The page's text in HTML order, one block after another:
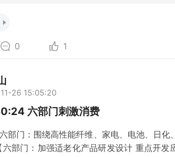
0 1
26 15:05:20
六部门刺激消费
部门：围绕高性能纤维、家电、电池、日
部门：加强适老化产品研发设计 重点开